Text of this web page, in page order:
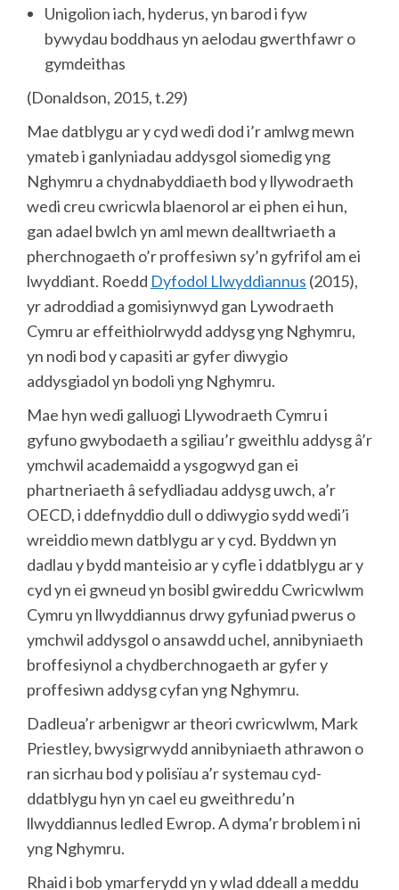
Unigolion iach, hyderus, yn barod i fyw
bywydau boddhaus yn aelodau gwerthfawr o
gymdeithas
(Donaldson, 2015, t.29)
Mae datblygu ar y cyd wedi dod i’r amlwg mewn
ymateb i ganlyniadau addysgol siomedig yng
Nghymru a chydnabyddiaeth bod y llywodraeth
wedi creu cwricwla blaenorol ar ei phen ei hun,
gan adael bwlch yn aml mewn dealltwriaeth a
pherchnogaeth o’r proffesiwn sy’n gyfrifol am ei
lwyddiant. Roedd Dyfodol Llwyddiannus (2015),
yr adroddiad a gomisiynwyd gan Lywodraeth
Cymru ar effeithiolrwydd addysg yng Nghymru,
yn nodi bod y capasiti ar gyfer diwygio
addysgiadol yn bodoli yng Nghymru.
Mae hyn wedi galluogi Llywodraeth Cymru i
gyfuno gwybodaeth a sgiliau’r gweithlu addysg â’r
ymchwil academaidd a ysgogwyd gan ei
phartneriaeth â sefydliadau addysg uwch, a’r
OECD, i ddefnyddio dull o ddiwygio sydd wedi’i
wreiddio mewn datblygu ar y cyd. Byddwn yn
dadlau y bydd manteisio ar y cyfle i ddatblygu ar y
cyd yn ei gwneud yn bosibl gwireddu Cwricwlwm
Cymru yn llwyddiannus drwy gyfuniad pwerus o
ymchwil addysgol o ansawdd uchel, annibyniaeth
broffesiynol a chydberchnogaeth ar gyfer y
proffesiwn addysg cyfan yng Nghymru.
Dadleua’r arbenigwr ar theori cwricwlwm, Mark
Priestley, bwysigrwydd annibyniaeth athrawon o
ran sicrhau bod y polisïau a’r systemau cyd-
ddatblygu hyn yn cael eu gweithredu’n
llwyddiannus ledled Ewrop. A dyma’r broblem i ni
yng Nghymru.
Rhaid i bob ymarferydd yn y wlad ddeall a meddu